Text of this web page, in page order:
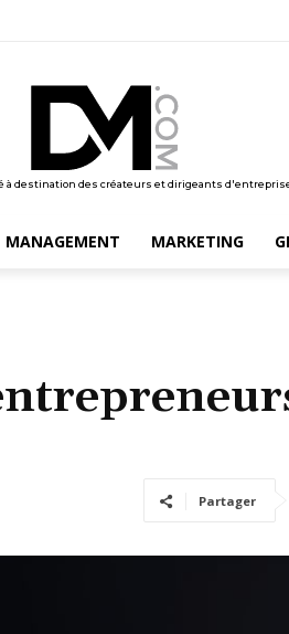
à destination des créateurs et dirigeants
MANAGEMENT MARKETING
Partager